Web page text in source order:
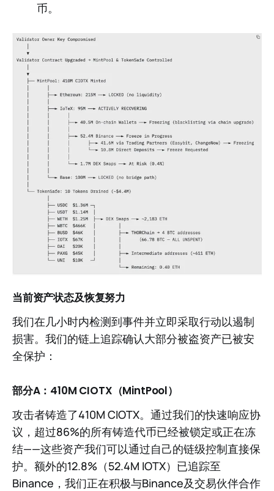
币。
当前资产状态及恢复努力
我们在几小时内检测到事件并立即采取行动以遏制
损害。我们的链上追踪确认大部分被盗资产已被安
全保护：
部分A：410M CIOTX（MintPool）
攻击者铸造了410M CIOTX。通过我们的快速响应协
议，超过86%的所有铸造代币已经被锁定或正在冻
结——这些资产我们可以通过自己的链级控制直接保
护。额外的12.8%（52.4M IOTX）已追踪至
Binance，我们正在积极与Binance及交易伙伴合作